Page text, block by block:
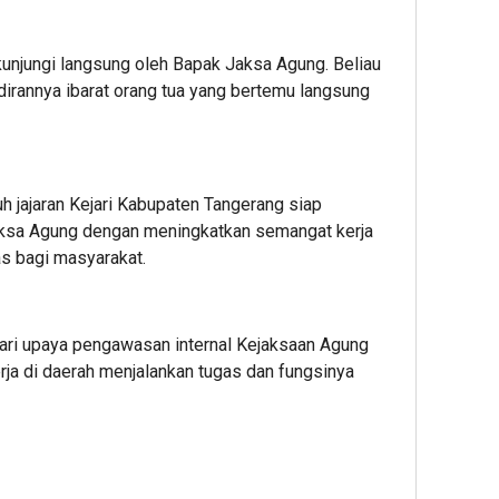
langsung oleh Bapak Jaksa Agung. Beliau
ibarat orang tua yang bertemu langsung
jajaran Kejari Kabupaten Tangerang siap
Agung dengan meningkatkan semangat kerja
bagi masyarakat.
upaya pengawasan internal Kejaksaan Agung
di daerah menjalankan tugas dan fungsinya